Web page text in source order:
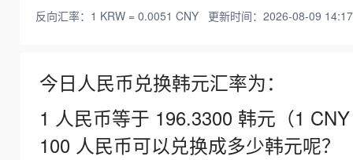
反向汇率：1 KRW = 0.0051 CNY 更新时间：2026-08-09
今日人民币兑换韩元汇率为：
1 人民币等于 196.3300 韩元（1
100 人民币可以兑换成多少韩元呢？